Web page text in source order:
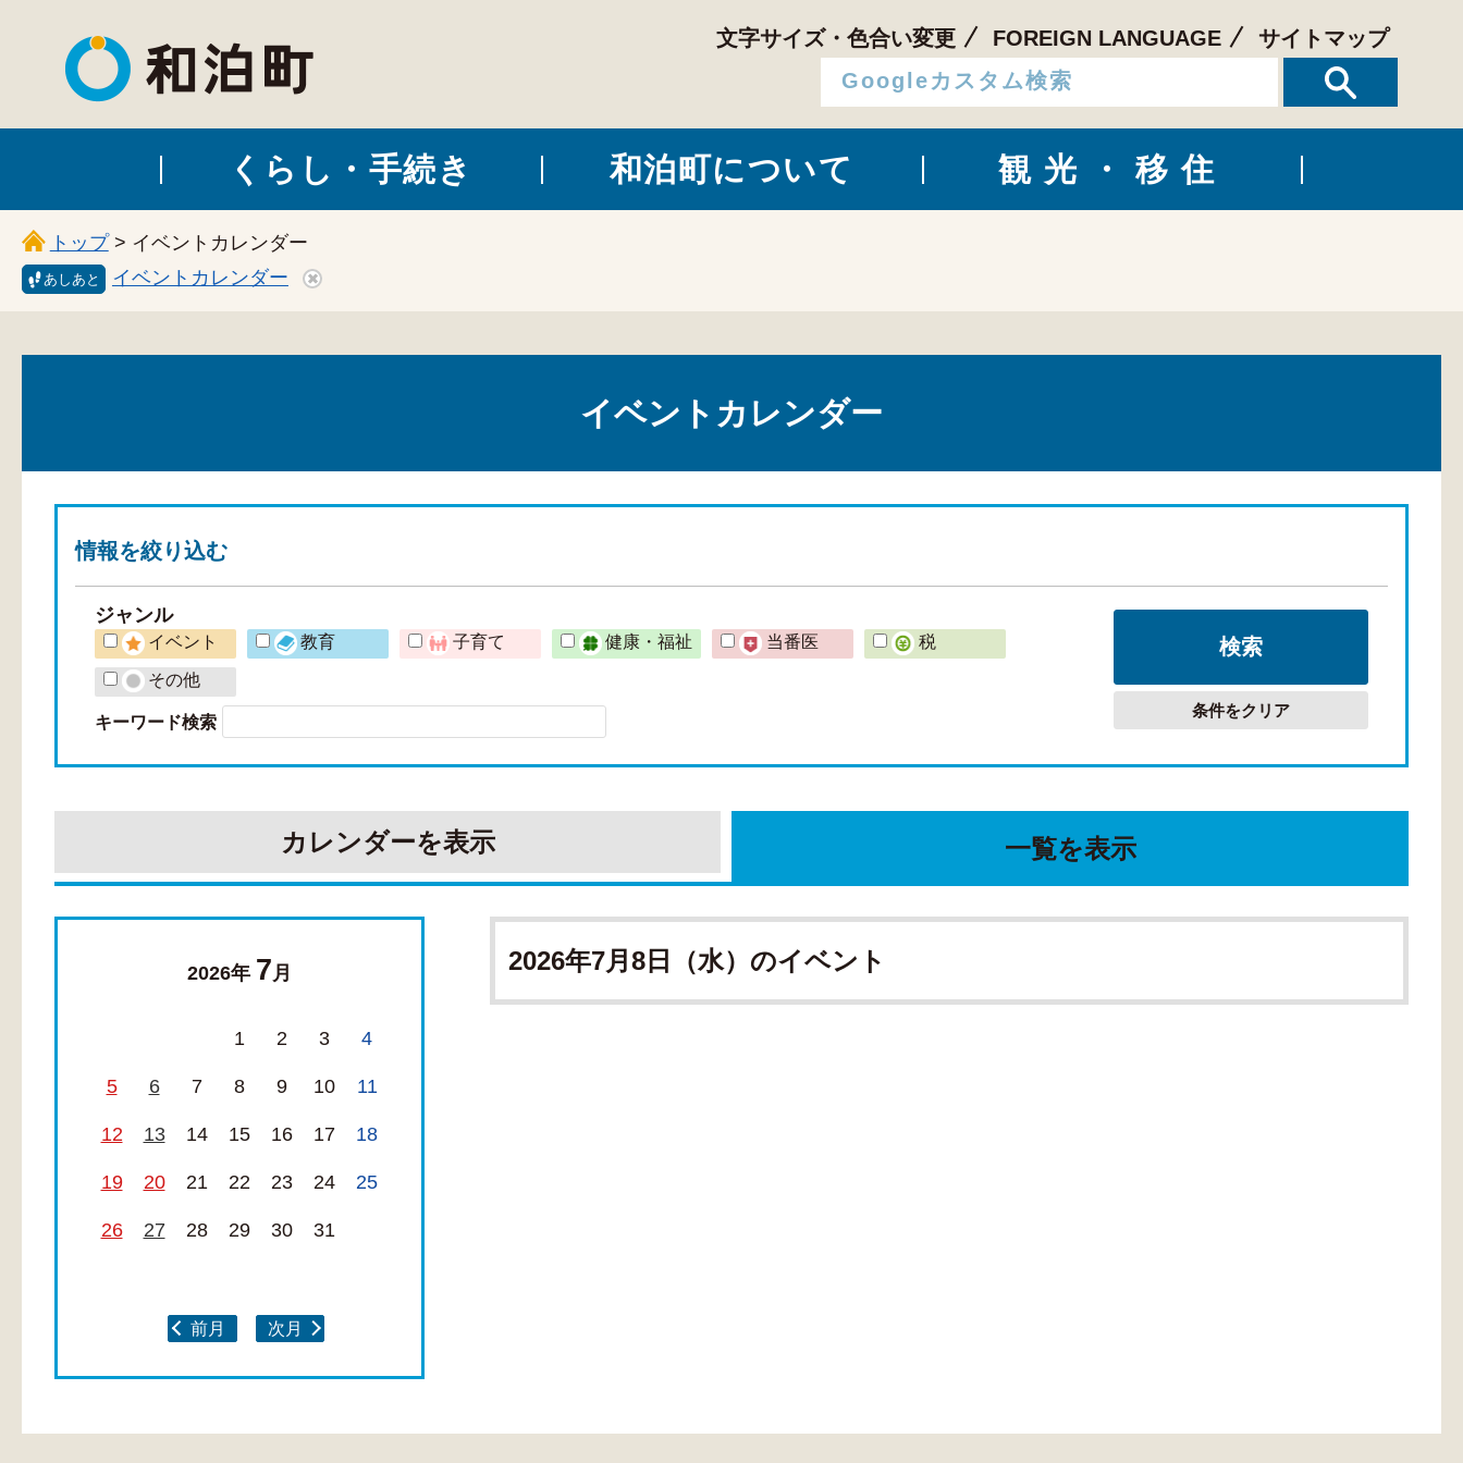
和泊町
文字サイズ・色合い変更 FOREIGN LANGUAGE サイトマップ
くらし・手続き 和泊町について 観光・移住
トップ> イベントカレンダー
あしあと イベントカレンダー
イベントカレンダー
情報を絞り込む
ジャンル
イベント 教育 子育て 健康・福祉 当番医
税
その他
キーワード検索
条件をクリア
カレンダーを表示 一覧を表示
2026年 7月
1 2 3 4
5 6 7 8 9 10 11
12 13 14 15 16 17 18
19 20 21 22 23 24 25
26 27 28 29 30 31
前月 次月
2026年7月8日（水）のイベント